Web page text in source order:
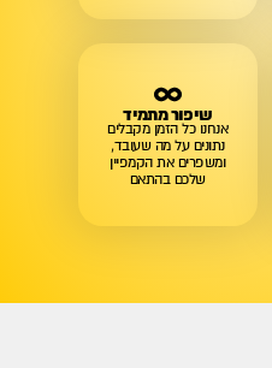
שיפור מתמיד
אנחנו כל הזמן מקבלים
נתונים על מה שעובד,
ומשפרים את הקמפיין
שלכם בהתאם